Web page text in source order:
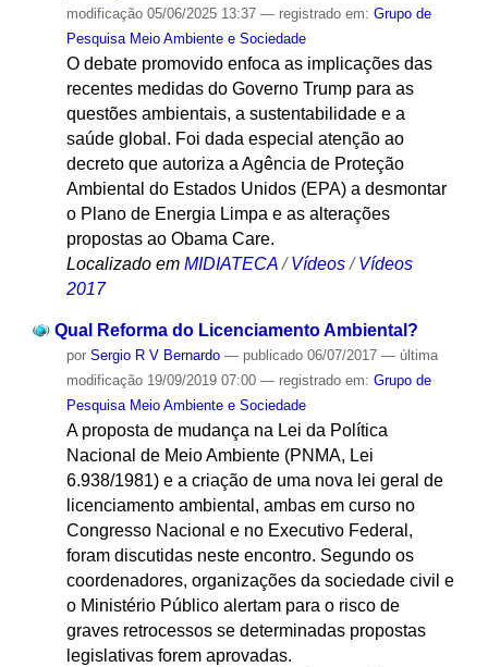
modificação05/06/2025 13:37 — registrado em: Grupo de
Pesquisa Meio Ambiente e Sociedade
O debate promovido enfoca as implicações das
recentes medidas do Governo Trump para as
questões ambientais, a sustentabilidade e a
saúde global. Foi dada especial atenção ao
decreto que autoriza a Agência de Proteção
Ambiental do Estados Unidos (EPA) a desmontar
o Plano de Energia Limpa e as alterações
propostas ao Obama Care.
Localizado em MIDIATECA /Vídeos /Vídeos
2017
Qual Reforma do Licenciamento Ambiental?
por Sergio R V Bernardo — publicado06/07/2017 — última
modificação19/09/2019 07:00 — registrado em: Grupo de
Pesquisa Meio Ambiente e Sociedade
A proposta de mudança na Lei da Política
Nacional de Meio Ambiente (PNMA, Lei
6.938/1981) e a criação de uma nova lei geral de
licenciamento ambiental, ambas em curso no
Congresso Nacional e no Executivo Federal,
foram discutidas neste encontro. Segundo os
coordenadores, organizações da sociedade civil e
o Ministério Público alertam para o risco de
graves retrocessos se determinadas propostas
legislativas forem aprovadas.